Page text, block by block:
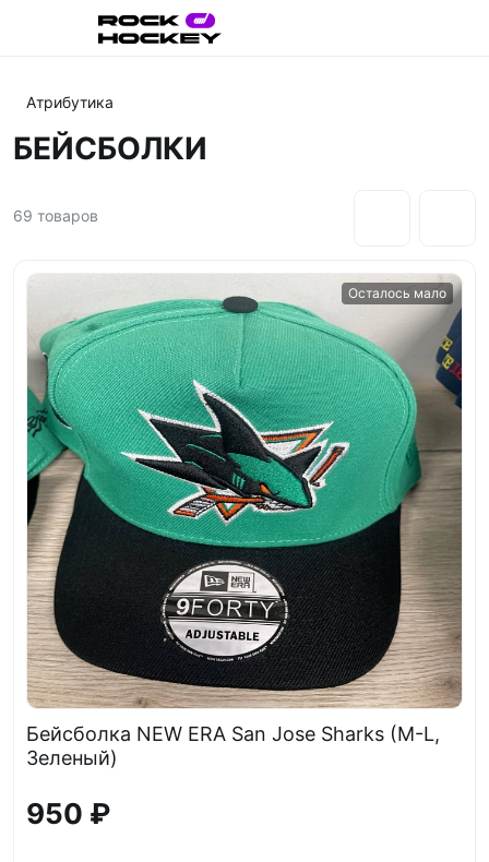
Атрибутика
БЕЙСБОЛКИ
69 товаров
Осталось мало
Бейсболка NEW ERA San Jose Sharks (M-L,
Зеленый)
950 ₽